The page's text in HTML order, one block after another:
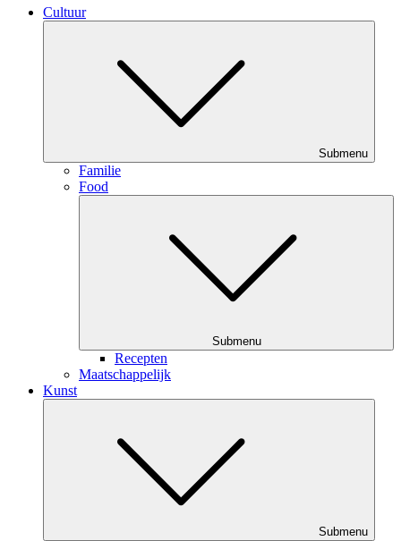
Cultuur
Submenu
Familie
Food
Submenu
Recepten
Maatschappelijk
Kunst
Submenu